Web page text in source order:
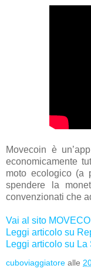
Movecoin è
economicamente
moto ecologico (a
spendere la
convenzionati che
Vai al sito
Leggi articolo su
Leggi articolo su La
cuboviaggiatore alle